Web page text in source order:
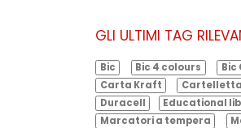
GLI ULTIMI TAG
Bic Bic 4 colours Bic
Carta Kraft
Duracell
Educational
Marcatori a tempera